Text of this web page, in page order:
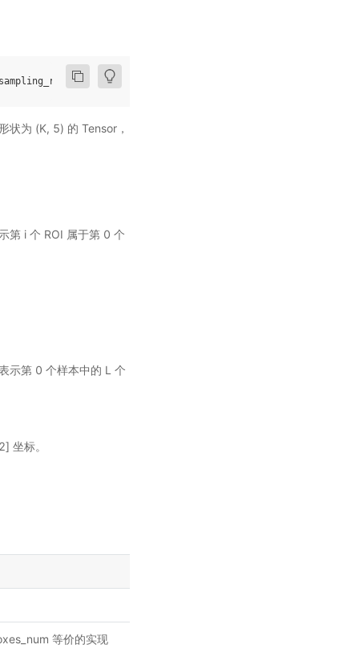
sampling_ratio=- aligned
状为 (K, 5) 的 Tensor，
第 i 个 ROI 属于第 0 个
示第 0 个样本中的 L 个
坐标。
等价的实现